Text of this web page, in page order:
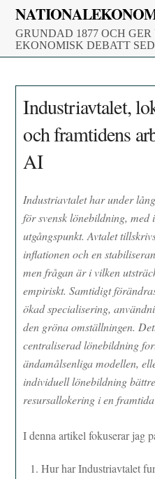
Skip
content
GRUNDAD 1877 OCH
EKONOMISK DEBATT
Industriavtalet,
och framtidens
AI
Industriavtalet har under
för svensk lönebildning,
utgångspunkt. Avtalet
inflationen och en
men frågan är i vilken
empiriskt. Samtidigt
ökad specialisering,
den gröna omställningen.
centraliserad lönebildning
ändamålsenliga modellen,
individuell lönebildning
resursallokering i en
I denna artikel fokuserar jag
Hur har Industriavtalet